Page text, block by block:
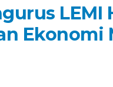
LEMI
Ekonomi